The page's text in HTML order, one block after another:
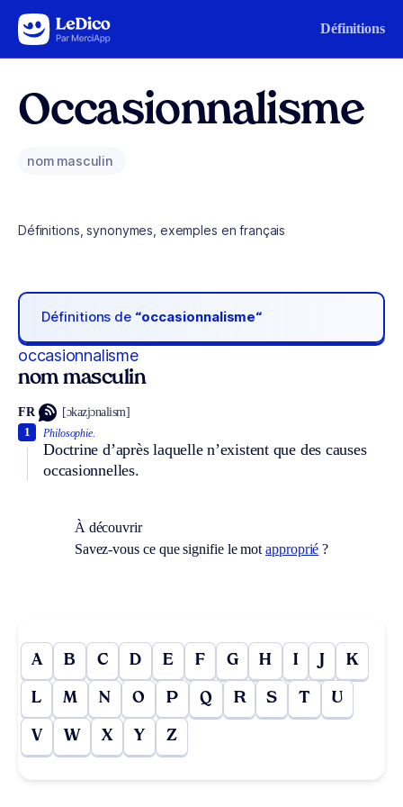
Aller au contenu Définitions
Occasionnalisme
nom masculin
Définitions, synonymes, exemples en français
Définitions de “occasionnalisme“
occasionnalisme
nom masculin
FR [ɔkazjɔnalism]
Philosophie.
Doctrine d’après laquelle n’existent que des causes
occasionnelles.
1
À découvrir
Savez-vous ce que signifie le motapproprié ?
A B C D E F G H I J K
L M N O P Q R S T U
V W X Y Z